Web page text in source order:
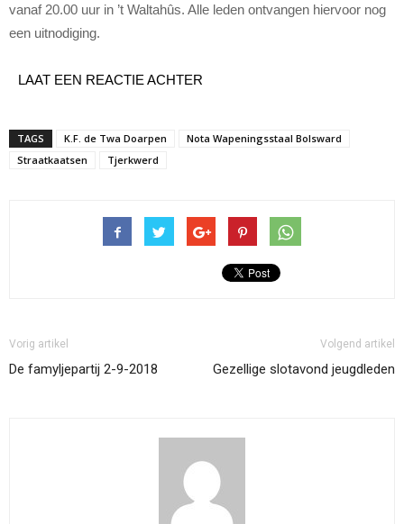
vanaf 20.00 uur in ’t Waltahûs. Alle leden ontvangen hiervoor nog
een uitnodiging.
LAAT EEN REACTIE ACHTER
TAGS K.F. de Twa Doarpen
Nota Wapeningsstaal Bolsward
Straatkaatsen
Tjerkwerd
Vorig artikel
De famyljepartij 2-9-2018
Volgend artikel
Gezellige slotavond jeugdleden